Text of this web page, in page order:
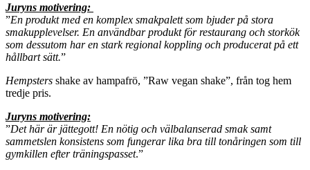
Juryns motivering:
”En produkt med en komplex smakpalett som bjuder på stora
smakupplevelser. En användbar produkt för restaurang och storkök
som dessutom har en stark regional koppling och producerat på ett
hållbart sätt.”
Hempsters shake av hampafrö, ”Raw vegan shake”, från tog hem
tredje pris.
Juryns motivering:
”Det här är jättegott! En nötig och välbalanserad smak samt
sammetslen konsistens som fungerar lika bra till tonåringen som till
gymkillen efter träningspasset.”